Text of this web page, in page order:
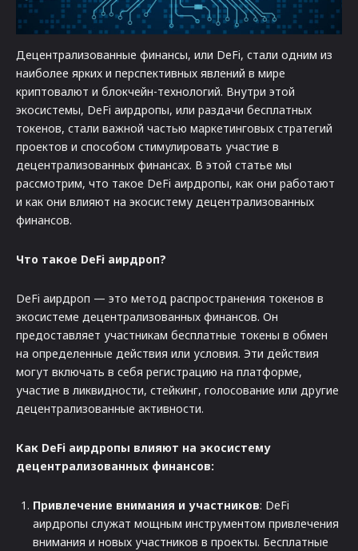
Децентрализованные финансы, или DeFi, стали одним из
наиболее ярких и перспективных явлений в мире
криптовалют и блокчейн-технологий. Внутри этой
экосистемы, DeFi аирдропы, или раздачи бесплатных
токенов, стали важной частью маркетинговых стратегий
проектов и способом стимулировать участие в
децентрализованных финансах. В этой статье мы
рассмотрим, что такое DeFi аирдропы, как они работают
и как они влияют на экосистему децентрализованных
финансов.
Что такое DeFi аирдроп?
DeFi аирдроп — это метод распространения токенов в
экосистеме децентрализованных финансов. Он
предоставляет участникам бесплатные токены в обмен
на определенные действия или условия. Эти действия
могут включать в себя регистрацию на платформе,
участие в ликвидности, стейкинг, голосование или другие
децентрализованные активности.
Как DeFi аирдропы влияют на экосистему
децентрализованных финансов:
Привлечение внимания и участников: DeFi
аирдропы служат мощным инструментом привлечения
внимания и новых участников в проекты. Бесплатные